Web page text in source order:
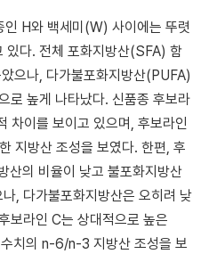
인 H와 백세미(W) 사이에는 뚜렷
있다. 전체 포화지방산(SFA) 함
으나, 다가불포화지방산(PUFA)
로 높게 나타났다. 신품종 후보라
차이를 보이고 있으며, 후보라인
지방산 조성을 보였다. 한편, 후
산의 비율이 낮고 불포화지방산
, 다가불포화지방산은 오히려 낮
보라인 C는 상대적으로 높은
치의 n-6/n-3 지방산 조성을 보